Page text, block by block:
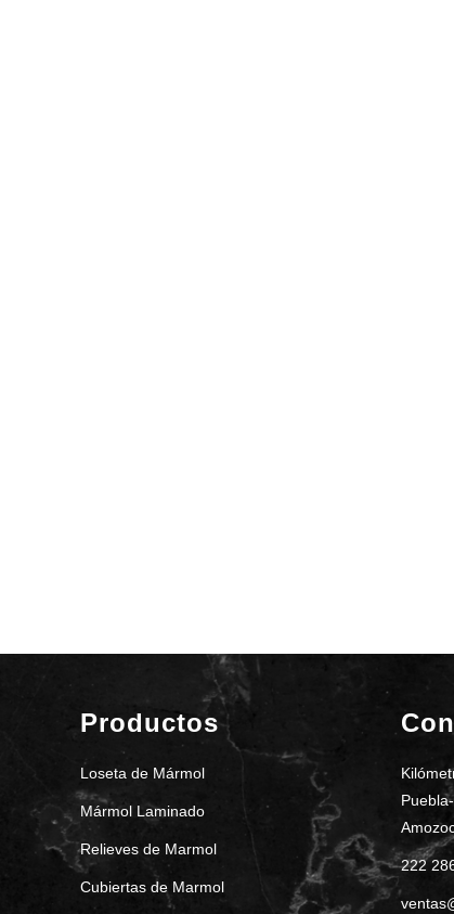
Productos
Loseta de Mármol
Mármol Laminado
Relieves de Marmol
Cubiertas de Marmol
222